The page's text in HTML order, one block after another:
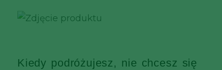
Kiedy podróżujesz, nie chcesz się